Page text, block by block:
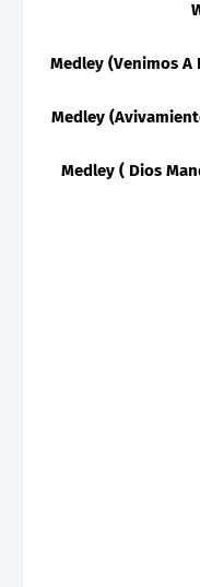
Medley (Venimos A
Medley
Medley ( Dios